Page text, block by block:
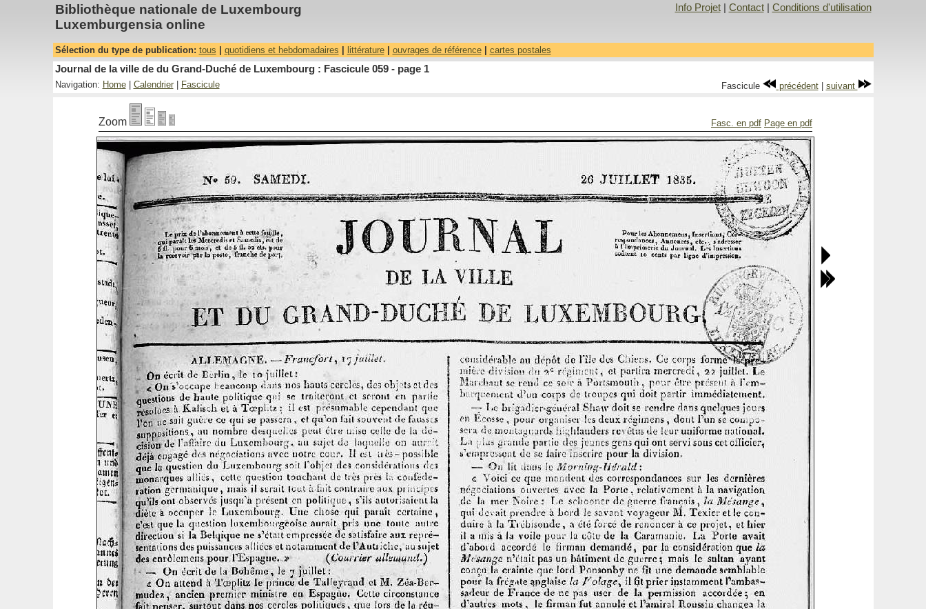
Bibliothèque nationale de Luxembourg
Luxemburgensia online
Info Projet| Contact| Conditions d'utilisation
Sélection du type de publication: tous quotidiens et hebdomadaires littérature| ouvrages de référence| cartes postales
Journal de la ville de du Grand-Duché de Luxembourg : Fascicule 059 - page 1
Navigation: Home| Calendrier| Fascicule Fascicule précédent| suivant
Zoom Fasc. en pdf Page en pdf